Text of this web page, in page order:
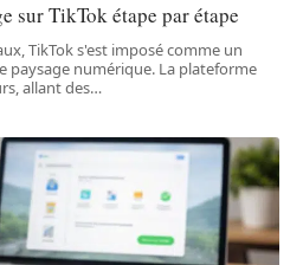
sur TikTok étape par étape
TikTok s'est imposé comme un
paysage numérique. La plateforme
allant des…